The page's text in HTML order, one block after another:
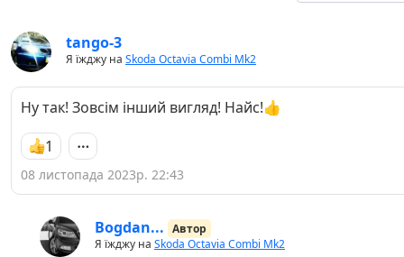
tango-3
Я їжджу на Skoda Octavia Combi Mk2
Ну так! Зовсім інший вигляд! Найс!👍
1
08 листопада 2023р. 22:43
Bogdan... Автор
Я їжджу на Skoda Octavia Combi Mk2